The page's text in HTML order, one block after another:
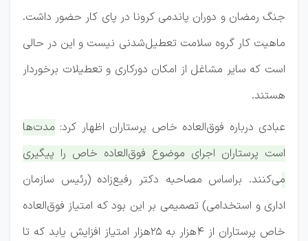
جنگ رمضان و دوران پاندمی کرونا در پای کار حضور داشت.
ماهیت کار گروه سلامت تعطیل‌شدنی نیست و این در حالی
است که سایر مشاغل از امکان دورکاری و تعطیلات برخوردار
هستند.
عبادی درباره فوق‌العاده خاص پرستاران اظهار کرد: مدت‌ها
است پرستاران اجرای موضوع فوق‌العاده خاص را پیگیری
می‌کنند. براساس مصاحبه دکتر رفیع‌زاده (رئیس سازمان
اداری و استخدامی) تصمیمی بر این بود که امتیاز فوق‌العاده
خاص پرستاران از ۴هزار به ۲۵هزار امتیاز افزایش یابد که تا